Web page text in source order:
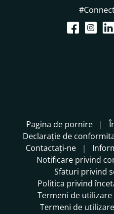
Pagina de pornire
Declarație de
Contactați-ne
Notificare privind
Sfaturi privind
Politica privind
Termeni de
Termeni de